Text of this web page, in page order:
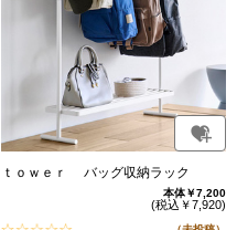
ｔｏｗｅｒ バッグ収納ラック
本体￥7,200
(税込￥7,920)